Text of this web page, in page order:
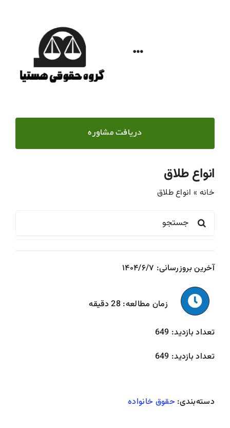
Navigation
درباره هستیا
تماس با ما
دریافت مشاوره
انواع طلاق
خانه » انواع طلاق
Search
for:
آخرین بروزرسانی: ۱۴۰۴/۶/۷
زمان مطالعه: 28 دقیقه
تعداد بازدید: 649
تعداد بازدید: 649
دسته‌بندی:حقوق خانواده